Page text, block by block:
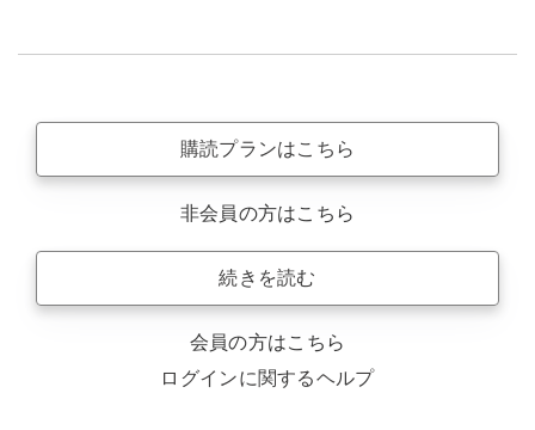
購読プランはこちら
非会員の方はこちら
続きを読む
会員の方はこちら
ログインに関するヘルプ